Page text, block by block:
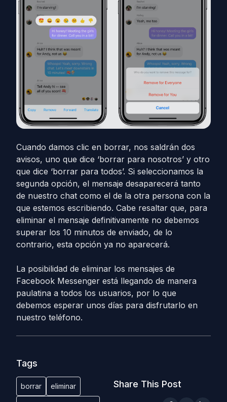
Cuando damos clic en borrar, nos saldrán dos
avisos, uno que dice ‘borrar para nosotros’ y otro
que dice ‘borrar para todos’. Si seleccionamos la
segunda opción, el mensaje desaparecerá tanto
de nuestro chat como el de la otra persona con la
que estemos escribiendo. Cabe resaltar que, para
eliminar el mensaje definitivamente no debemos
superar los 10 minutos de enviado, de lo
contrario, esta opción ya no aparecerá.
La posibilidad de eliminar los mensajes de
Facebook Messenger está llegando de manera
paulatina a todos los usuarios, por lo que
debemos esperar unos días para disfrutarlo en
nuestro teléfono.
Tags
borrar eliminar Share This Post